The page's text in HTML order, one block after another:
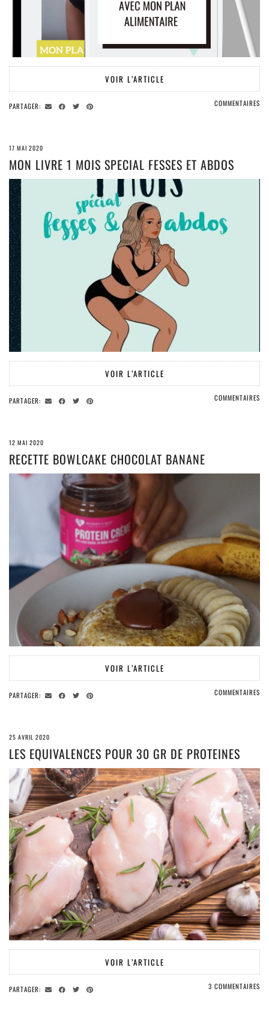
VOIR L’ARTICLE
PARTAGER: COMMENTAIRES
17 MAI 2020
MON LIVRE 1 MOIS SPECIAL FESSES ET ABDOS
VOIR L’ARTICLE
PARTAGER: COMMENTAIRES
12 MAI 2020
RECETTE BOWLCAKE CHOCOLAT BANANE
VOIR L’ARTICLE
PARTAGER: COMMENTAIRES
25 AVRIL 2020
LES EQUIVALENCES POUR 30 GR DE PROTEINES
VOIR L’ARTICLE
PARTAGER: 3 COMMENTAIRES